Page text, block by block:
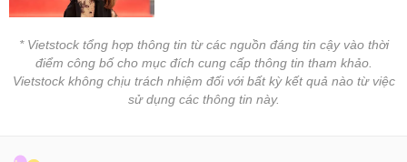
* Vietstock tổng hợp thông tin từ các nguồn đáng tin cậy vào thời
điểm công bố cho mục đích cung cấp thông tin tham khảo.
Vietstock không chịu trách nhiệm đối với bất kỳ kết quả nào từ việc
sử dụng các thông tin này.